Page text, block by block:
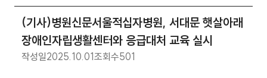
(기사)병원신문서울적십자병원, 서대문 햇살아래
장애인자립생활센터와 응급대처 교육 실시
작성일2025.10.01조회수501